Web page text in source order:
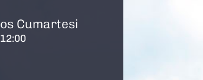
Cumartesi
12:00